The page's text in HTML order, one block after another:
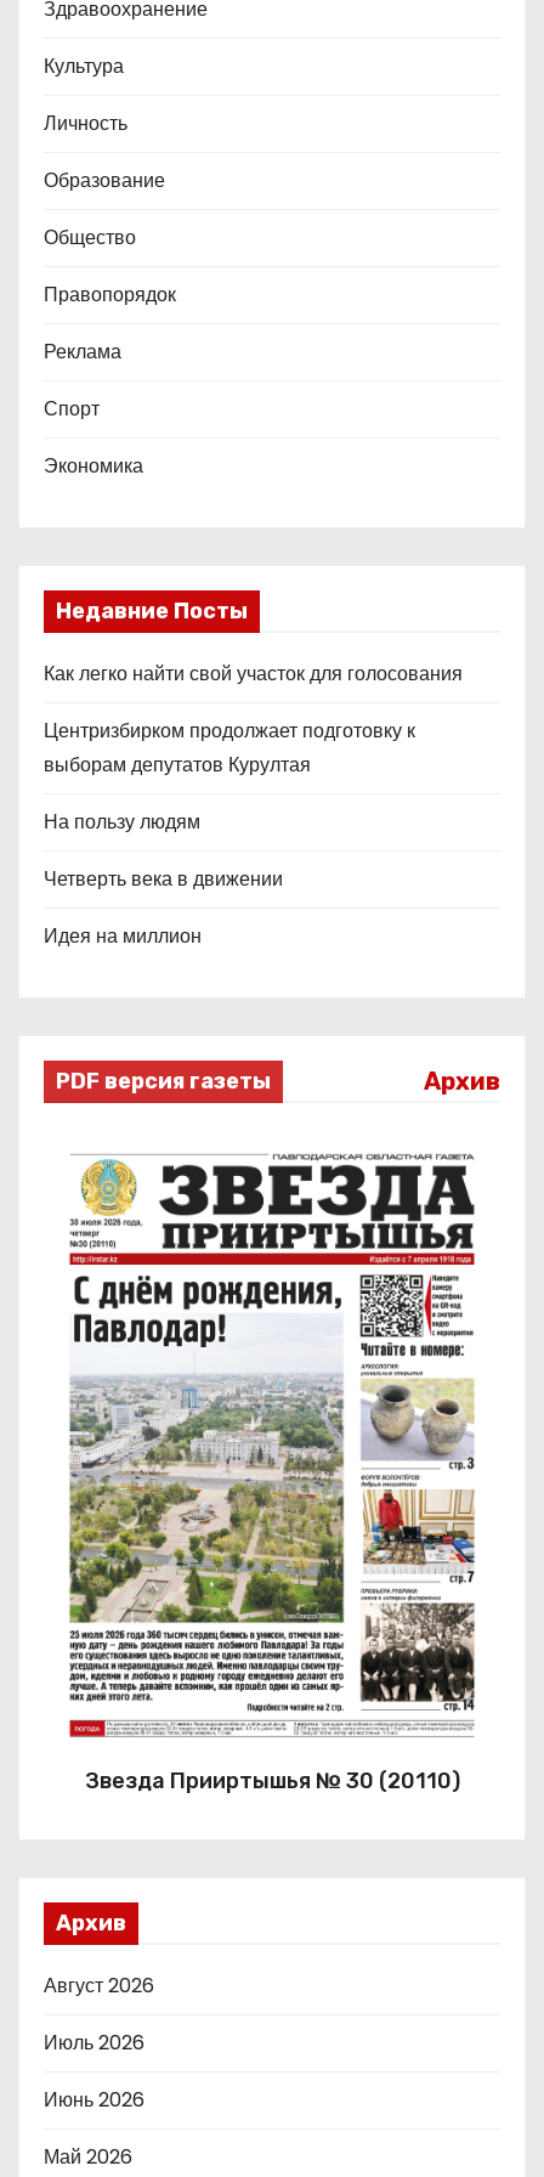
Здравоохранение
Культура
Личность
Образование
Общество
Правопорядок
Реклама
Спорт
Экономика
Недавние Посты
Как легко найти свой участок для голосования
Центризбирком продолжает подготовку к
выборам депутатов Курултая
На пользу людям
Четверть века в движении
Идея на миллион
PDF версия газеты Архив
Звезда Прииртышья № 30 (20110)
Архив
Август 2026
Июль 2026
Июнь 2026
Май 2026